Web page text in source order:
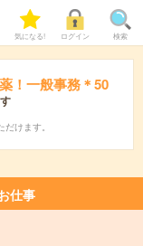
気になる! ログイン 検索
！一般事務＊50
けます。
仕事